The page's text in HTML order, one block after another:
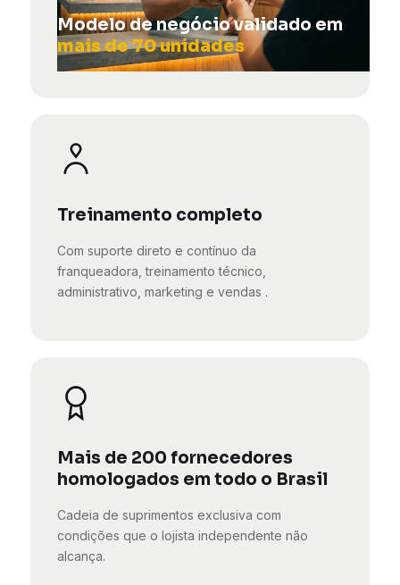
Modelo de negócio validado em
mais de 70 unidades
Treinamento completo
Com suporte direto e contínuo da
franqueadora, treinamento técnico,
administrativo, marketing e vendas .
Mais de 200 fornecedores
homologados em todo o Brasil
Cadeia de suprimentos exclusiva com
condições que o lojista independente não
alcança.